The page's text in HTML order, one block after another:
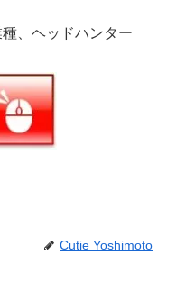
、ヘッドハンター
Cutie Yoshimoto